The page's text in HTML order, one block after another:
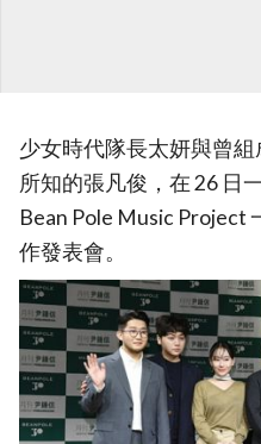
少女時代隊長太妍與曾組
所知的張凡俊，在 26 日
Bean Pole Music Project
作發表會。